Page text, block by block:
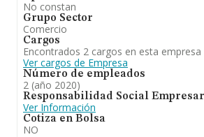
No constan
Grupo Sector
Comercio
Cargos
Encontrados 2 cargos en esta empresa
Ver cargos de Empresa
Número de empleados
2 (año 2020)
Responsabilidad Social
Ver Información
Cotiza en Bolsa
NO